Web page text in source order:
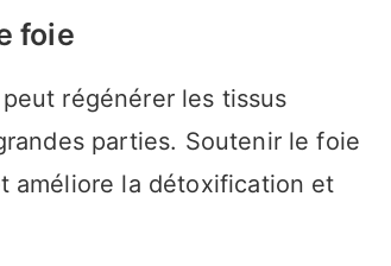
foie
régénérer les tissus
parties. Soutenir le foie
améliore la détoxification et